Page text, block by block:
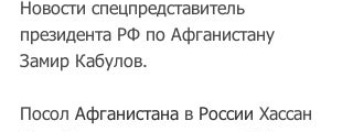
Новости спецпредставитель
президента РФ по Афганистану
Замир Кабулов.
Посол Афганистана в России Хассан